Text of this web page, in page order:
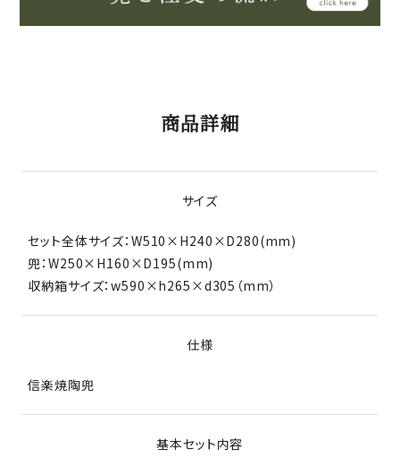
商品詳細
サイズ
セット全体サイズ：W510×H240×D280(mm)
兜：W250×H160×D195(mm)
収納箱サイズ：w590×h265×d305（mm）
仕様
信楽焼陶兜
基本セット内容